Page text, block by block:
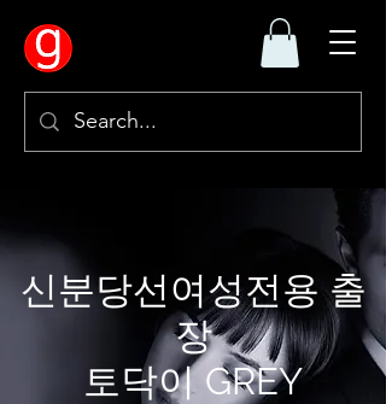
신분당선여성전용 출
장
토닥이 GREY